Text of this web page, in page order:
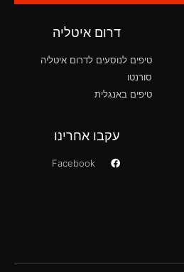
דרום איטליה
טיפים לנוסעים לדרום איטליה
סורנטו
טיפים באנגלית
עקבו אחרינו
Facebook